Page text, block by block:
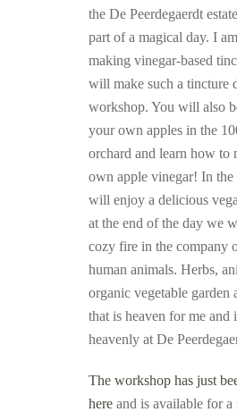
the De Peerdegaerdt
part of a magical day. I
making vinegar-based
will make such a tincture
workshop. You will also
your own apples in the
orchard and learn how to
own apple vinegar! In the
will enjoy a delicious
at the end of the day we
cozy fire in the company
human animals. Herbs,
organic vegetable garden
that is heaven for me and
heavenly at De
The workshop has just
here and is available for